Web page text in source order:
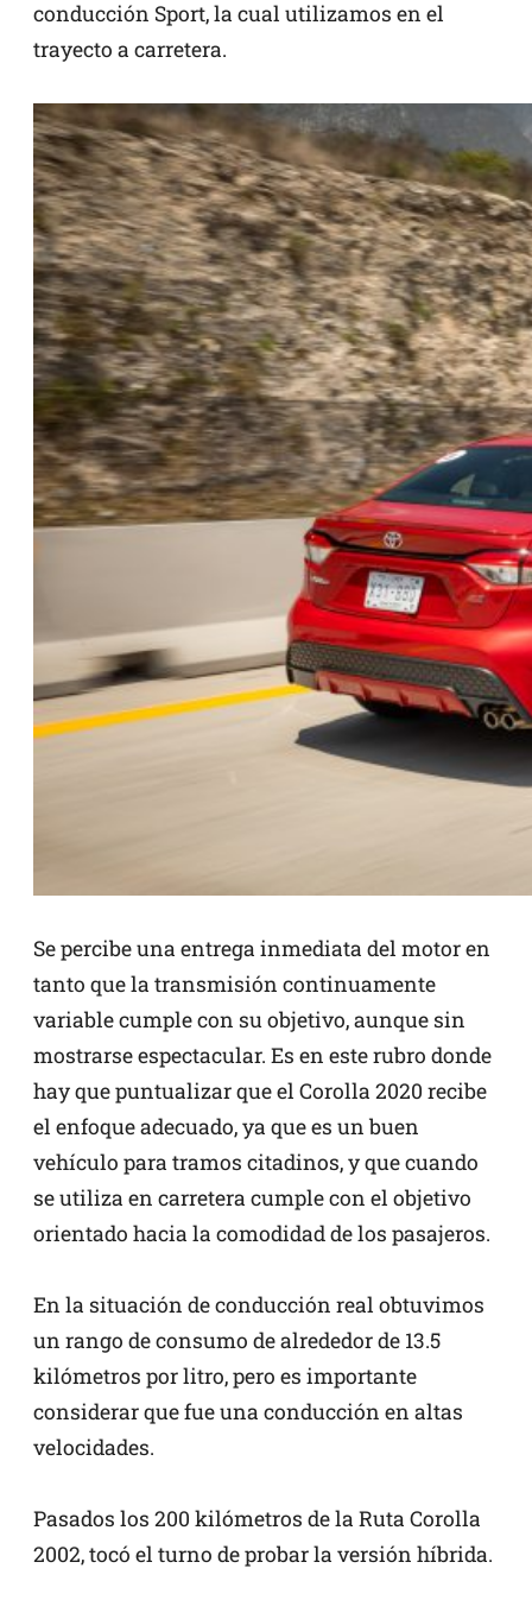
conducción Sport, la cual utilizamos en el
trayecto a carretera.
Se percibe una entrega inmediata del motor en
tanto que la transmisión continuamente
variable cumple con su objetivo, aunque sin
mostrarse espectacular. Es en este rubro donde
hay que puntualizar que el Corolla 2020 recibe
el enfoque adecuado, ya que es un buen
vehículo para tramos citadinos, y que cuando
se utiliza en carretera cumple con el objetivo
orientado hacia la comodidad de los pasajeros.
En la situación de conducción real obtuvimos
un rango de consumo de alrededor de 13.5
kilómetros por litro, pero es importante
considerar que fue una conducción en altas
velocidades.
Pasados los 200 kilómetros de la Ruta Corolla
2002, tocó el turno de probar la versión híbrida.